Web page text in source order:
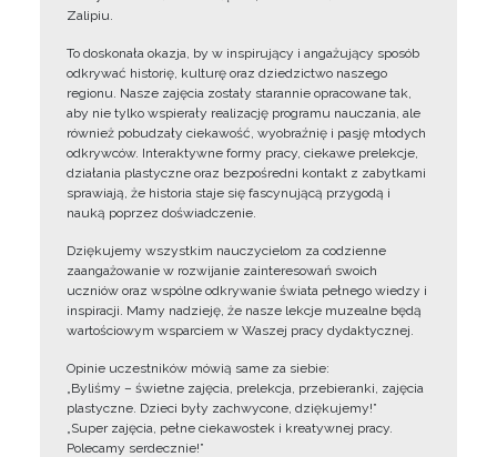
Zalipiu.
To doskonała okazja, by w inspirujący i angażujący sposób
odkrywać historię, kulturę oraz dziedzictwo naszego
regionu. Nasze zajęcia zostały starannie opracowane tak,
aby nie tylko wspierały realizację programu nauczania, ale
również pobudzały ciekawość, wyobraźnię i pasję młodych
odkrywców. Interaktywne formy pracy, ciekawe prelekcje,
działania plastyczne oraz bezpośredni kontakt z zabytkami
sprawiają, że historia staje się fascynującą przygodą i
nauką poprzez doświadczenie.
Dziękujemy wszystkim nauczycielom za codzienne
zaangażowanie w rozwijanie zainteresowań swoich
uczniów oraz wspólne odkrywanie świata pełnego wiedzy i
inspiracji. Mamy nadzieję, że nasze lekcje muzealne będą
wartościowym wsparciem w Waszej pracy dydaktycznej.
Opinie uczestników mówią same za siebie:
„Byliśmy – świetne zajęcia, prelekcja, przebieranki, zajęcia
plastyczne. Dzieci były zachwycone, dziękujemy!”
„Super zajęcia, pełne ciekawostek i kreatywnej pracy.
Polecamy serdecznie!”